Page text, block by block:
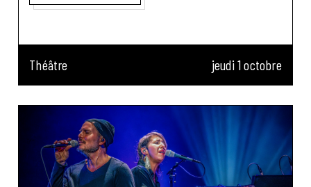
Théâtre jeudi 1 octobre